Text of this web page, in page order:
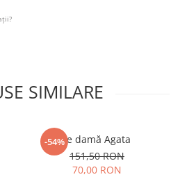
SIMILARE
-54%Ie damă Agata
151,50 RON
70,00 RON